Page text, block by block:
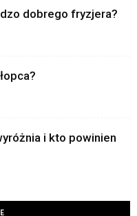
dobrego fryzjera?
i kto powinien